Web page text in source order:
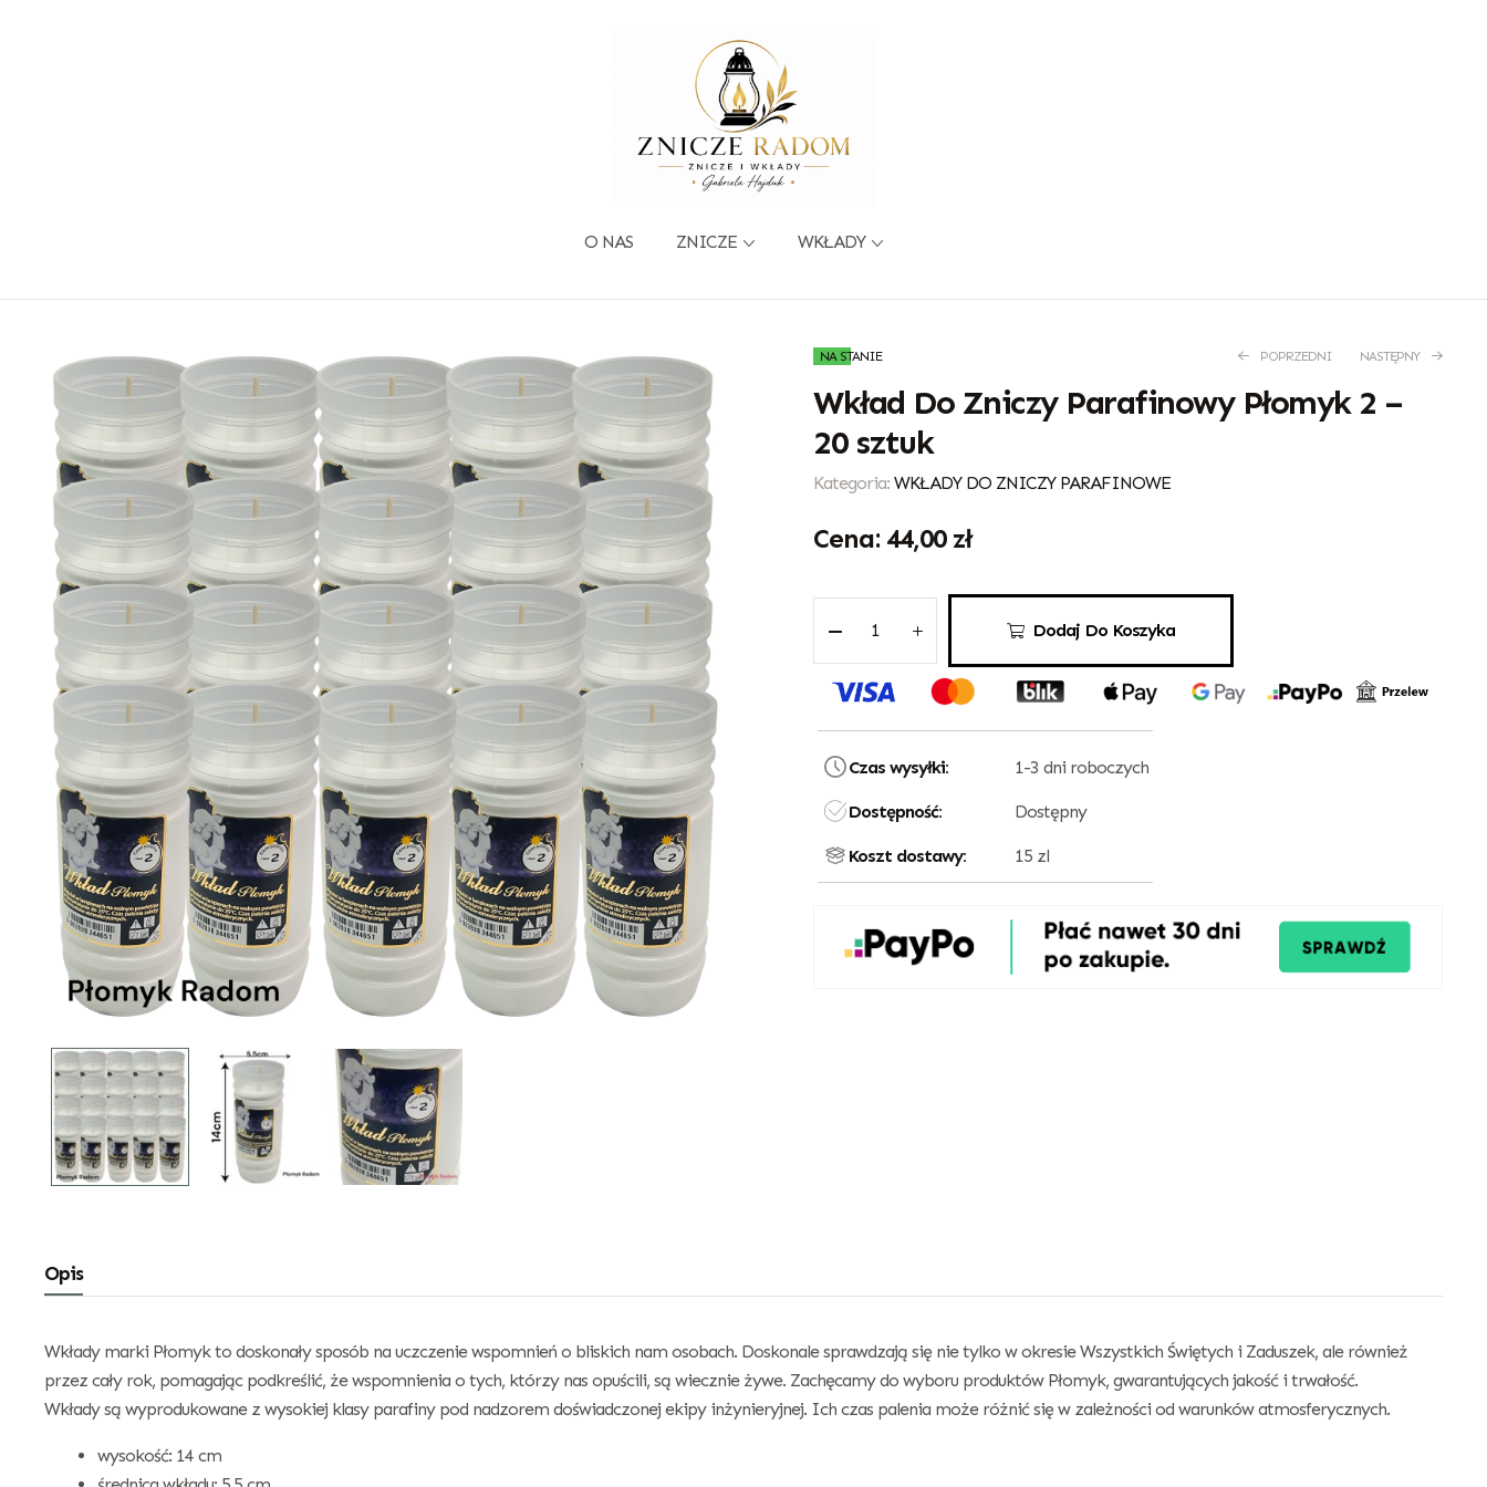
O NAS ZNICZE WKŁADY
NA STANIE POPRZEDNI NASTĘPNY
Wkład Do Zniczy Parafinowy Płomyk 2 –
20 sztuk
Kategoria:WKŁADY DO ZNICZY PARAFINOWE
44,00 zł
Dodaj Do Koszyka
Czas wysyłki: 1-3 dni roboczych
Dostępność: Dostępny
Koszt dostawy: 15 zl
Opis
Wkłady marki Płomyk to doskonały sposób na uczczenie wspomnień o bliskich nam osobach. Doskonale sprawdzają się nie tylko w okresie Wszystkich Świętych i Zaduszek, ale również
przez cały rok, pomagając podkreślić, że wspomnienia o tych, którzy nas opuścili, są wiecznie żywe. Zachęcamy do wyboru produktów Płomyk, gwarantujących jakość i trwałość.
Wkłady są wyprodukowane z wysokiej klasy parafiny pod nadzorem doświadczonej ekipy inżynieryjnej. Ich czas palenia może różnić się w zależności od warunków atmosferycznych.
wysokość: 14 cm